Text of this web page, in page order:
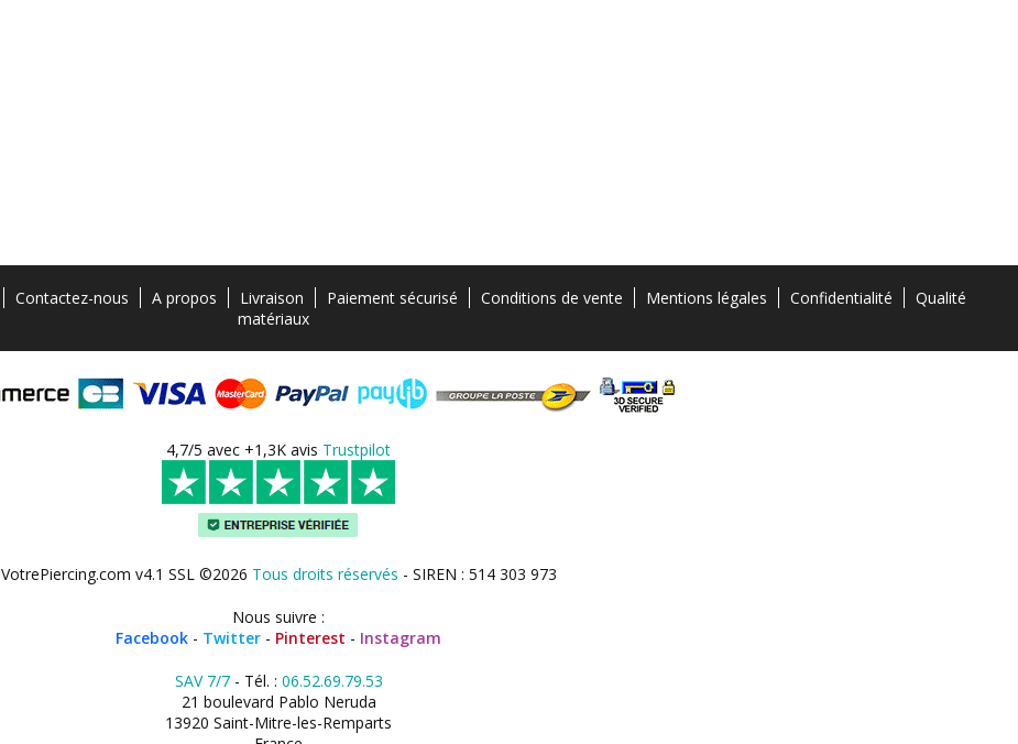
Contactez-nous A propos Livraison Paiement sécurisé Conditions de vente Mentions légales Confidentialité
Qualité
matériaux
4,7/5 avec +1,3K avis Trustpilot
VotrePiercing.com v4.1 SSL ©2026 Tous droits réservés - SIREN : 514 303 973
Nous suivre :
Facebook - Twitter - Pinterest - Instagram
SAV 7/7- Tél. : 06.52.69.79.53
21 boulevard Pablo Neruda
13920 Saint-Mitre-les-Remparts